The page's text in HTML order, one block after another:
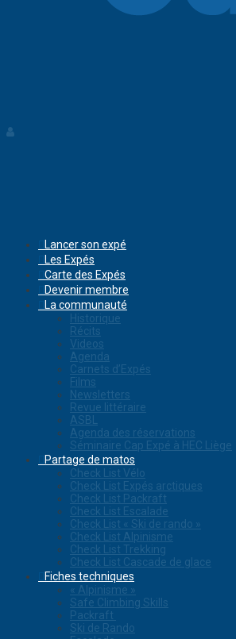
Lancer son expé
Les Expés
Carte des Expés
Devenir membre
La communauté
Historique
Récits
Videos
Agenda
Carnets d’Expés
Films
Newsletters
Revue littéraire
ASBL
Agenda des réservations
Séminaire Cap Expé à HEC Liège
Partage de matos
Check List Vélo
Check List Expés arctiques
Check List Packraft
Check List Escalade
Check List « Ski de rando »
Check List Alpinisme
Check List Trekking
Check List Cascade de glace
Fiches techniques
« Alpinisme »
Safe Climbing Skills
Packraft
Ski de Rando